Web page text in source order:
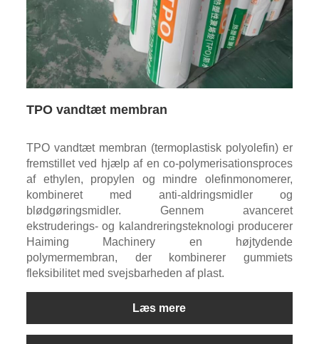
TPO vandtæt membran
TPO vandtæt membran (termoplastisk polyolefin) er
fremstillet ved hjælp af en co-polymerisationsproces
af ethylen, propylen og mindre olefinmonomerer,
kombineret med anti-aldringsmidler og
blødgøringsmidler. Gennem avanceret
ekstruderings- og kalandreringsteknologi producerer
Haiming Machinery en højtydende
polymermembran, der kombinerer gummiets
fleksibilitet med svejsbarheden af ​​plast.
Læs mere